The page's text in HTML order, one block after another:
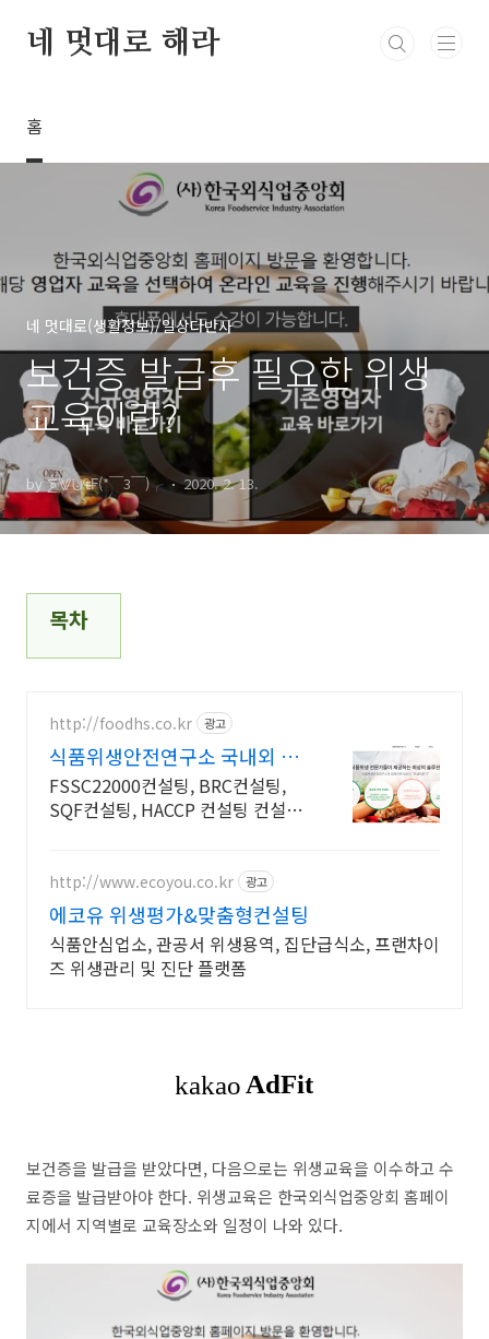
네 멋대로 해라
홈
네 멋대로(생활정보)/일상다반사
보건증 발급후 필요한 위생
교육이란?
by ⨊⨈⨄₠₣(*￣3￣)╭ 2020. 2. 13.
목차
http://foodhs.co.kr 광고
식품위생안전연구소 국내외 식
품안전전문
FSSC22000컨설팅, BRC컨설팅,
SQF컨설팅, HACCP 컨설팅 컨설팅,
http://www.ecoyou.co.kr 광고
에코유 위생평가&맞춤형컨설팅
식품안심업소, 관공서 위생용역, 집단급식소, 프랜차이
즈 위생관리 및 진단 플랫폼
보건증을 발급을 받았다면, 다음으로는 위생교육을 이수하고 수
료증을 발급받아야 한다. 위생교육은 한국외식업중앙회 홈페이
지에서 지역별로 교육장소와 일정이 나와 있다.